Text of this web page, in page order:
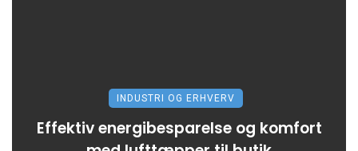
INDUSTRI OG ERHVERV
Effektiv energibesparelse og komfort